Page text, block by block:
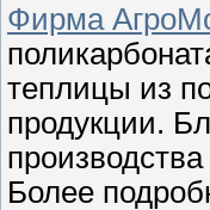
Фирма
теплицы из
продукции.
Более